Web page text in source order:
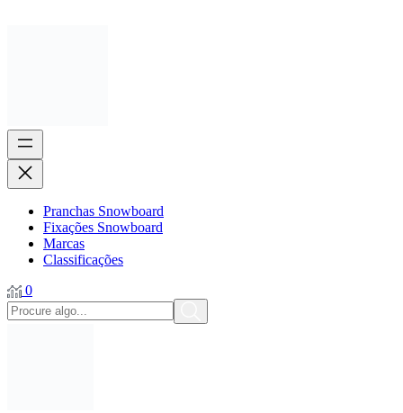
Pranchas Snowboard
Fixações Snowboard
Marcas
Classificações
0